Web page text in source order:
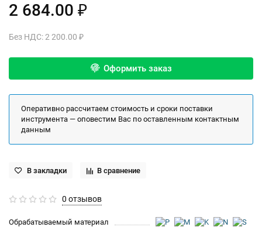
2 684.00 ₽
Без НДС: 2 200.00 ₽
Оформить заказ
Оперативно рассчитаем стоимость и сроки поставки
инструмента — оповестим Вас по оставленным контактным
данным
В закладки В сравнение
0 отзывов
Обрабатываемый материал